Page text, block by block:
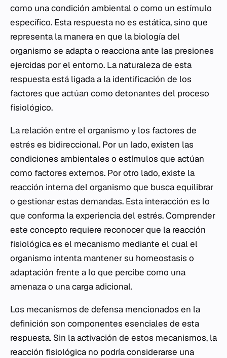
como una condición ambiental o como un estímulo
específico. Esta respuesta no es estática, sino que
representa la manera en que la biología del
organismo se adapta o reacciona ante las presiones
ejercidas por el entorno. La naturaleza de esta
respuesta está ligada a la identificación de los
factores que actúan como detonantes del proceso
fisiológico.
La relación entre el organismo y los factores de
estrés es bidireccional. Por un lado, existen las
condiciones ambientales o estímulos que actúan
como factores externos. Por otro lado, existe la
reacción interna del organismo que busca equilibrar
o gestionar estas demandas. Esta interacción es lo
que conforma la experiencia del estrés. Comprender
este concepto requiere reconocer que la reacción
fisiológica es el mecanismo mediante el cual el
organismo intenta mantener su homeostasis o
adaptación frente a lo que percibe como una
amenaza o una carga adicional.
Los mecanismos de defensa mencionados en la
definición son componentes esenciales de esta
respuesta. Sin la activación de estos mecanismos, la
reacción fisiológica no podría considerarse una